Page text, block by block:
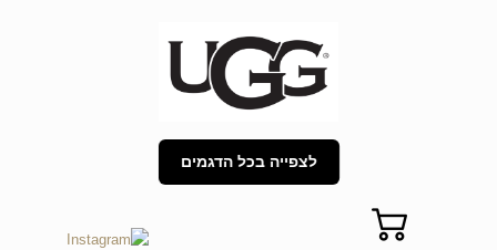
לצפייה בכל הדגמים